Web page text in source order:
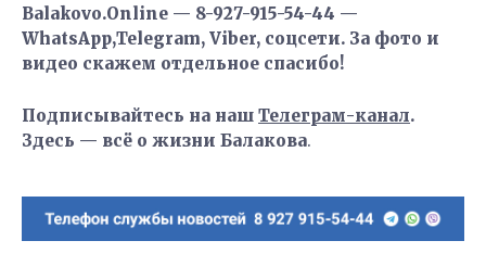
Balakovo.Online — 8-927-915-54-44 —
WhatsApp,Telegram, Viber, соцсети. За фото и
видео скажем отдельное спасибо!
Подписывайтесь на наш Телеграм-канал.
Здесь — всё о жизни Балакова.